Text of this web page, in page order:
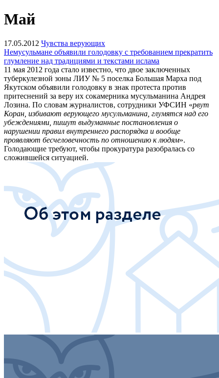
Май
17.05.2012 Чувства верующих
Немусульмане объявили голодовку с требованием прекратить
глумление над традициями и текстами ислама
11 мая 2012 года стало известно, что двое заключенных
туберкулезной зоны ЛИУ № 5 поселка Большая Марха под
Якутском объявили голодовку в знак протеста против
притеснений за веру их сокамерника мусульманина Андрея
Лозина. По словам журналистов, сотрудники УФСИН «рвут
Коран, избивают верующего мусульманина, глумятся над его
убеждениями, пишут выдуманные постановления о
нарушении правил внутреннего распорядка и вообще
проявляют бесчеловечность по отношению к людям».
Голодающие требуют, чтобы прокуратура разобралась со
сложившейся ситуацией.